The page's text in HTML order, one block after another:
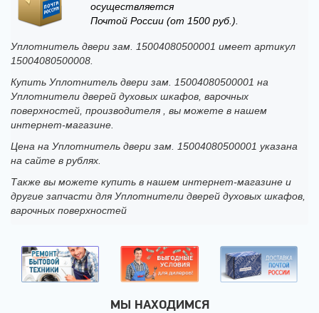
осуществляется
Почтой России (от 1500 руб.).
Уплотнитель двери зам. 15004080500001 имеет артикул
15004080500008.
Купить Уплотнитель двери зам. 15004080500001 на
Уплотнители дверей духовых шкафов, варочных
поверхностей, производителя , вы можете в нашем
интернет-магазине.
Цена на Уплотнитель двери зам. 15004080500001 указана
на сайте в рублях.
Также вы можете купить в нашем интернет-магазине и
другие запчасти для Уплотнители дверей духовых шкафов,
варочных поверхностей
МЫ НАХОДИМСЯ